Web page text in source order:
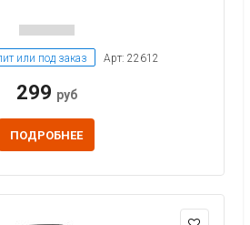
или под заказ Арт: 22612
299 руб
ПОДРОБНЕЕ